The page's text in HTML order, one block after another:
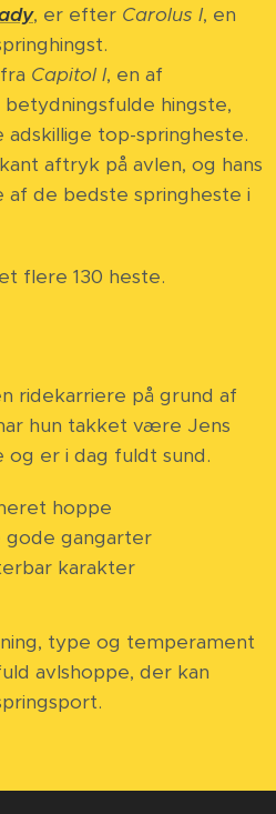
, er efter Carolus I, en
Capitol I, en af
hingste,
top-springheste.
aftryk på avlen, og hans
af de bedste springheste i
flere 130 heste.
ridekarriere på grund af
hun takket være Jens
og er i dag fuldt sund.
hoppe
gode gangarter
karakter
type og temperament
avlshoppe, der kan